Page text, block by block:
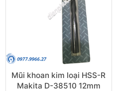
Mũi khoan kim loại HSS-R
Makita D-38510 12mm